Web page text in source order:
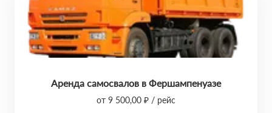
Аренда самосвалов в Фершампенуазе
от 9 500,00 ₽ / рейс